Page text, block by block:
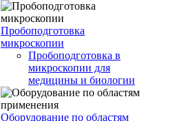
Пробоподготовка
микроскопии
Пробоподготовка в
микроскопии для
медицины и биологии
Оборудование по областям